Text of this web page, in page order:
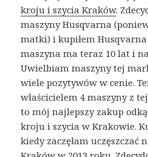
kroju i szycia Kraków.
maszyny Husqvarna
matki) i kupiłem
maszyna ma teraz 10 lat i
Uwielbiam maszyny tej
wiele pozytywów w cenie.
właścicielem 4 maszyny z
to mój najlepszy zakup
kroju i szycia w Krakowie.
kiedy zaczęłam uczęszczać